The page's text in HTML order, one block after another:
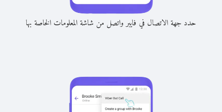
حدد جهة الاتصال في فايبر واتصل من شاشة المعلومات الخاصة بها